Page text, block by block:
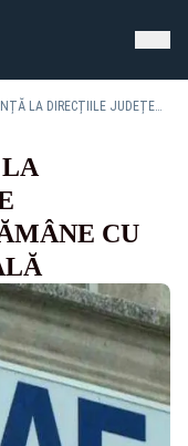
GUVERNUL RENUNȚĂ LA DIRECȚIILE JUDEȚENE ANTIFRAUDĂ. ANAF RĂMÂNE CU STRUCTURĂ REGIONALĂ
CU